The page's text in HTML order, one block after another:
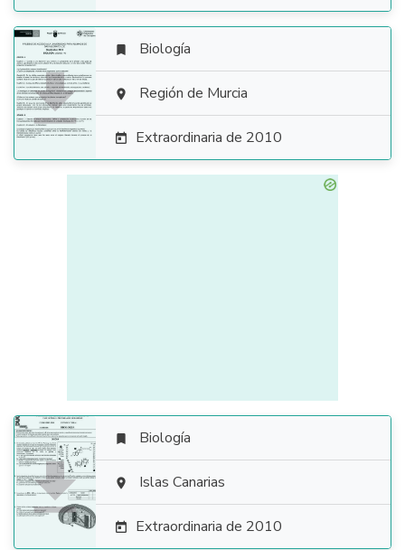

 Biología
 Región de Murcia
 Extraordinaria de 2010

 Biología
 Islas Canarias
 Extraordinaria de 2010